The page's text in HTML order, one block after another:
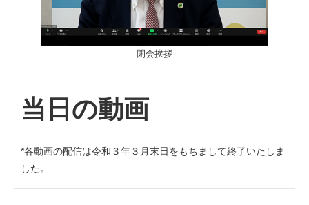
閉会挨拶
当日の動画
*各動画の配信は令和３年３月末日をもちまして終了いたしま
した。